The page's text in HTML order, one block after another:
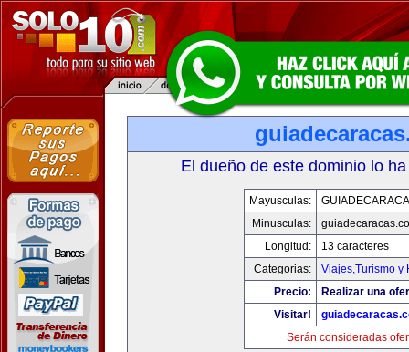
El dueño de este dominio lo
Mayusculas:
Minusculas:
Longitud:
13 caracteres
Categorias:
Viajes,Turismo y
Precio:
Realizar una
Visitar!
Serán consideradas